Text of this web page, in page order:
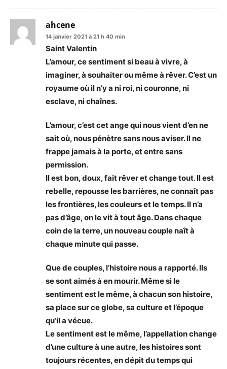
ahcene
14 janvier 2021 à 21 h 40 min
Saint Valentin
L’amour, ce sentiment si beau à vivre, à
imaginer, à souhaiter ou même à rêver. C’est un
royaume où il n’y a ni roi, ni couronne, ni
esclave, ni chaînes.
L’amour, c’est cet ange qui nous vient d’en ne
sait où, nous pénètre sans nous aviser. Il ne
frappe jamais à la porte, et entre sans
permission.
Il est bon, doux, fait rêver et change tout. Il est
rebelle, repousse les barrières, ne connaît pas
les frontières, les couleurs et le temps. Il n’a
pas d’âge, on le vit à tout âge. Dans chaque
coin de la terre, un nouveau couple naît à
chaque minute qui passe.
Que de couples, l’histoire nous a rapporté. Ils
se sont aimés à en mourir. Même si le
sentiment est le même, à chacun son histoire,
sa place sur ce globe, sa culture et l’époque
qu’il a vécue.
Le sentiment est le même, l’appellation change
d’une culture à une autre, les histoires sont
toujours récentes, en dépit du temps qui